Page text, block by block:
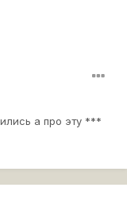
а про эту ***